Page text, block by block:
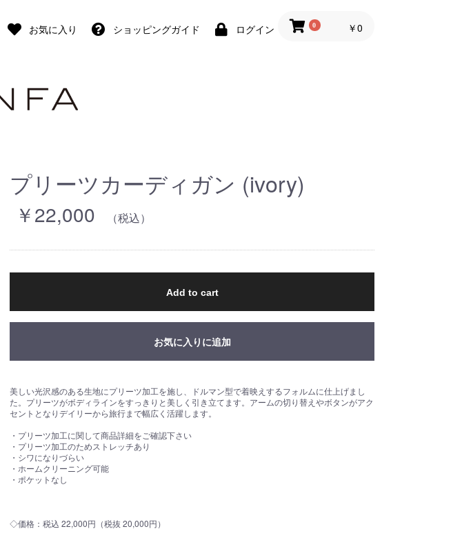
お気に入り ショッピングガイド ログイン 0 ￥0
プリーツカーディガン (ivory)
￥22,000 （税込）
Add to cart
お気に入りに追加
美しい光沢感のある生地にプリーツ加工を施し、ドルマン型で着映えするフォルムに仕上げまし
た。プリーツがボディラインをすっきりと美しく引き立てます。アームの切り替えやボタンがアク
セントとなりデイリーから旅行まで幅広く活躍します。
・プリーツ加工に関して商品詳細をご確認下さい
・プリーツ加工のためストレッチあり
・シワになりづらい
・ホームクリーニング可能
・ポケットなし
◇価格：税込 22,000円（税抜 20,000円）